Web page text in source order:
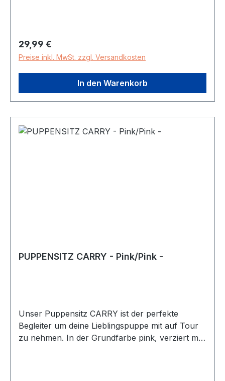
Regulärer Preis:
29,99 €
Preise inkl. MwSt. zzgl. Versandkosten
In den Warenkorb
PUPPENSITZ CARRY - Pink/Pink -
Unser Puppensitz CARRY ist der perfekte
Begleiter um deine Lieblingspuppe mit auf Tour
zu nehmen. In der Grundfarbe pink, verziert mit